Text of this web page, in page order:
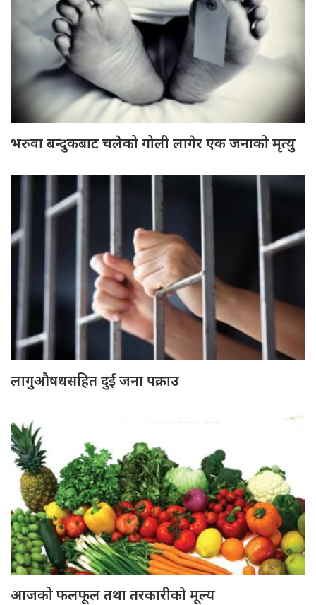
भरुवा बन्दुकबाट चलेको गोली लागेर एक जनाको मृत्यु
लागुऔषधसहित दुई जना पक्राउ
आजको फलफूल तथा तरकारीको मूल्य